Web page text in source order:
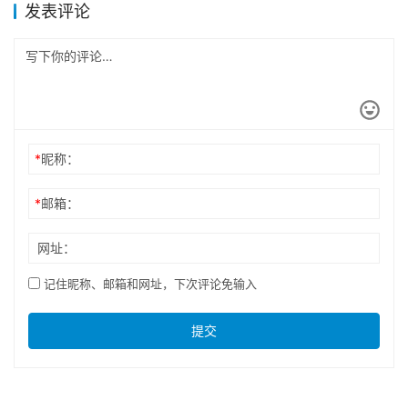
发表评论
*昵称：
*邮箱：
网址：
记住昵称、邮箱和网址，下次评论免输入
提交